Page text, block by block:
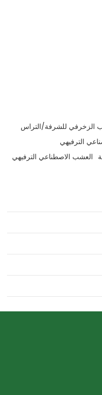
الزخرفي للشرفة/التراس
الترفيهي
العشب الاصطناعي الترفيهي